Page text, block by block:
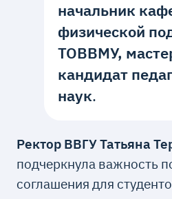
начальник
физической
ТОВВМУ,
кандидат
наук.
Ректор ВВГУ Татьяна
подчеркнула важность
соглашения для